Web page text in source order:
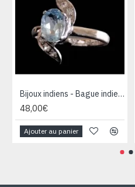
Bijoux indiens - Bague indienne rhodiée Topaze
48,00€
Ajouter au panier